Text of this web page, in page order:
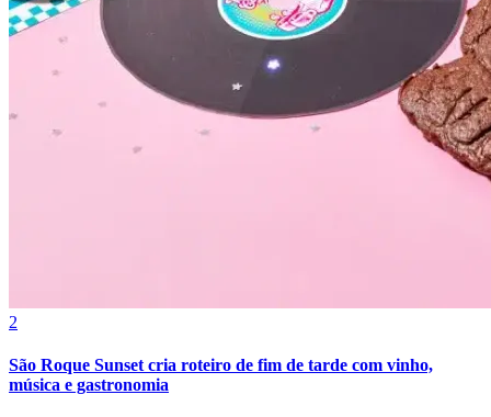
Vasco
2
São Roque Sunset cria roteiro de fim de tarde com vinho,
música e gastronomia